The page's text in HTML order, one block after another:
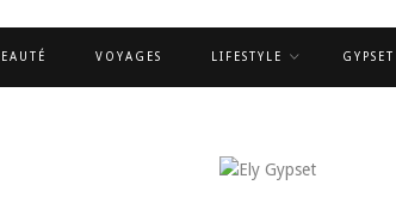
VOYAGES LIFESTYLE GYPSET